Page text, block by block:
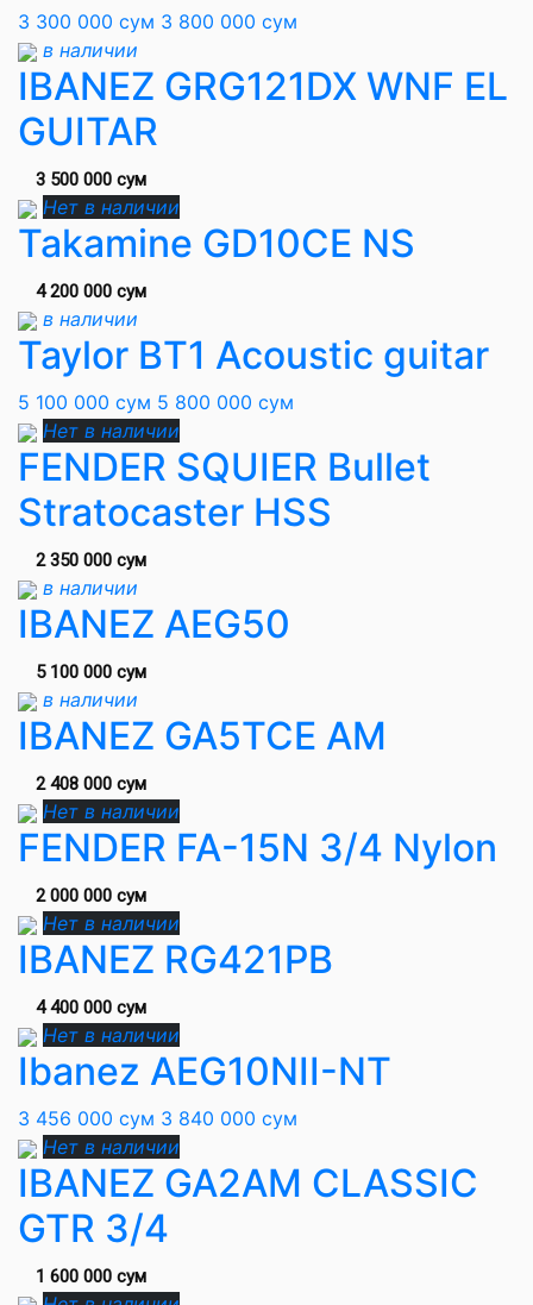
3 300 000 сум 3 800 000 сум
в наличии
IBANEZ GRG121DX WNF EL
GUITAR
3 500 000 сум
Нет в наличии
Takamine GD10CE NS
4 200 000 сум
в наличии
Taylor BT1 Acoustic guitar
5 100 000 сум 5 800 000 сум
Нет в наличии
FENDER SQUIER Bullet
Stratocaster HSS
2 350 000 сум
в наличии
IBANEZ AEG50
5 100 000 сум
в наличии
IBANEZ GA5TCE AM
2 408 000 сум
Нет в наличии
FENDER FA-15N 3/4 Nylon
2 000 000 сум
Нет в наличии
IBANEZ RG421PB
4 400 000 сум
Нет в наличии
Ibanez AEG10NII-NT
3 456 000 сум 3 840 000 сум
Нет в наличии
IBANEZ GA2AM CLASSIC
GTR 3/4
1 600 000 сум